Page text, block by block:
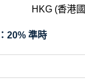
HKG (香港
20% 準時